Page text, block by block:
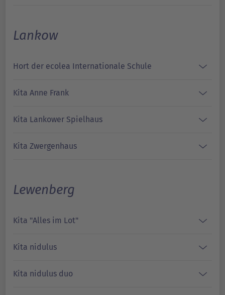
Lankow
Hort der ecolea Internationale Schule
Kita Anne Frank
Kita Lankower Spielhaus
Kita Zwergenhaus
Lewenberg
Kita "Alles im Lot"
Kita nidulus
Kita nidulus duo